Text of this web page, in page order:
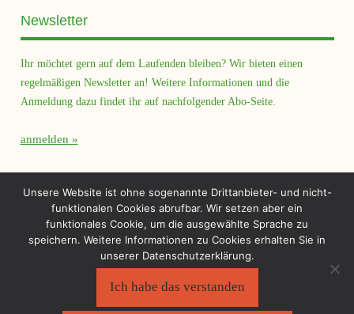
Newsletter
Ihr möchtet gern auf dem Laufenden bleiben? Wir bieten einen
regelmäßigen Newsletter an! Weitere Informationen und die
Anmeldung dazu findet ihr auf nachfolgender Abo-Seite.
anmelden
Sächsischer Flüchtlingsrat e.V.©2026
Unsere Website ist ohne sogenannte Drittanbieter- und nicht-
funktionalen Cookies abrufbar. Wir setzen aber ein
funktionales Cookie, um die ausgewählte Sprache zu
speichern. Weitere Informationen zu Cookies erhalten Sie in
unserer Datenschutzerklärung.
Ich habe das verstanden